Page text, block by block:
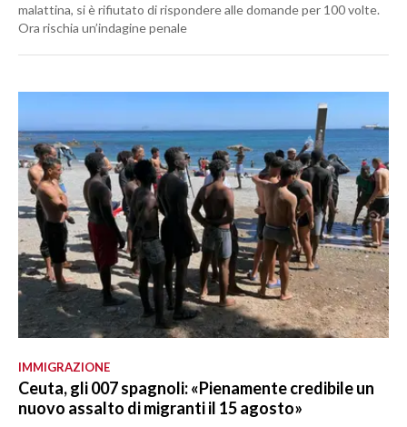
malattina, si è rifiutato di rispondere alle domande per 100 volte.
Ora rischia un’indagine penale
IMMIGRAZIONE
Ceuta, gli 007 spagnoli: «Pienamente credibile un
nuovo assalto di migranti il 15 agosto»